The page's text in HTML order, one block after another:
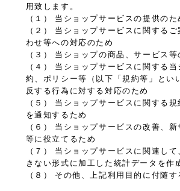
用致します。
（１） 当ショップサービスの提供のた
（２） 当ショップサービスに関する
わせ等への対応のため
（３） 当ショップの商品、サービス
（４） 当ショップサービスに関する
約、ポリシー等（以下「規約等」とい
反する行為に対する対応のため
（５） 当ショップサービスに関する
を通知するため
（６） 当ショップサービスの改善、
等に役立てるため
（７） 当ショップサービスに関連し
きない形式に加工した統計データを作
（８） その他、上記利用目的に付随